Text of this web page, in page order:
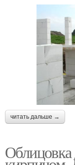
читать дальше →
Облицовка